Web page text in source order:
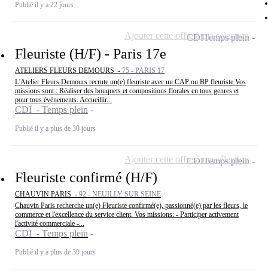
Publié il y a 22 jours
Fleuriste (H/F) - Paris 17e
ATELIERS FLEURS DEMOURS - 75 - PARIS 17
L'Atelier Fleurs Demours recrute un(e) fleuriste avec un CAP ou BP fleuriste Vos
missions sont : Réaliser des bouquets et compositions florales en tous genres et
pour tous événements. Accueillir...
CDI - Temps plein
Publié il y a plus de 30 jours
CDITemps plein
Ajouter cette offre à ma sélection
Fleuriste confirmé (H/F)
CHAUVIN PARIS - 92 - NEUILLY SUR SEINE
Chauvin Paris recherche un(e) Fleuriste confirmé(e), passionné(e) par les fleurs, le
commerce et l'excellence du service client. Vos missions: - Participer activement
l'activité commerciale -...
CDI - Temps plein
Publié il y a plus de 30 jours
CDITemps plein
Ajouter cette offre à ma sélection